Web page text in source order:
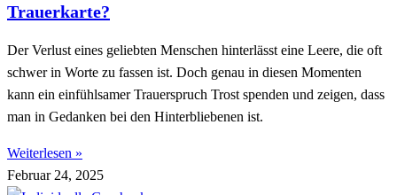
Trauerkarte?
Der Verlust eines geliebten Menschen hinterlässt eine Leere, die oft
schwer in Worte zu fassen ist. Doch genau in diesen Momenten
kann ein einfühlsamer Trauerspruch Trost spenden und zeigen, dass
man in Gedanken bei den Hinterbliebenen ist.
Weiterlesen »
Februar 24, 2025